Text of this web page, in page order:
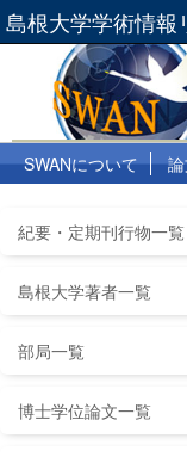
島根大学学術情報
SWANについて
紀要・定期刊行物一覧
島根大学著者一覧
部局一覧
博士学位論文一覧